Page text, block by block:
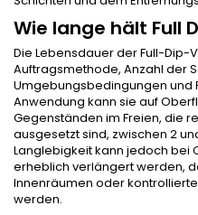
Wie lange hält Full
Die Lebensdauer der Full-Dip-
Auftragsmethode, Anzahl der
Umgebungsbedingungen und
Anwendung kann sie auf
Gegenständen im Freien, die
ausgesetzt sind, zwischen 2
Langlebigkeit kann jedoch bei
erheblich verlängert werden,
Innenräumen oder
werden.